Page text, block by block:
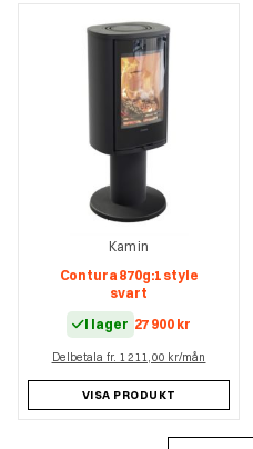
Kamin
Contura 870g:1 style
svart
I lager 27 900 kr
Delbetala fr. 1 211,00 kr/mån
VISA PRODUKT